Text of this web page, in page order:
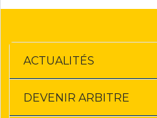
ACTUALITÉS
DEVENIR ARBITRE